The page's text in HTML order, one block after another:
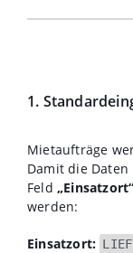
1.
Mietaufträge
Damit die
Feld „Einsatzort“
werden:
Einsatzort: